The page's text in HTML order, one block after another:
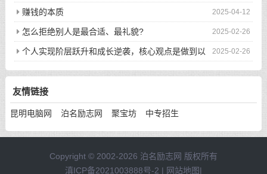
2025-04-12
赚钱的本质
2025-02-26
怎么拒绝别人是最合适、最礼貌?
2025-02-26
个人实现阶层跃升和成长逆袭，核心观点是做到以
下八件事
友情链接
昆明电脑网 泊名励志网 聚宝坊 中专招生
Copyright © 2002-2026 泊名励志网 版权所有
滇ICP备2021003888号-2 | 网站地图|